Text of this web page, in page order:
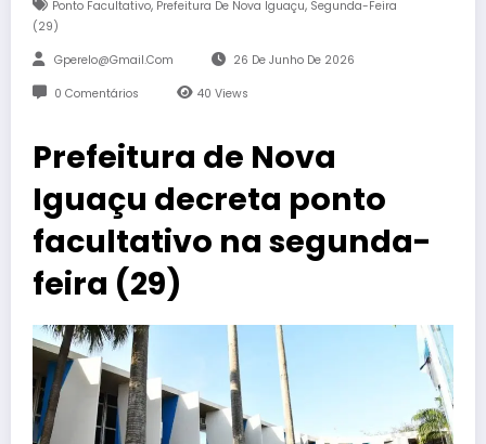
Ponto Facultativo, Prefeitura De Nova Iguaçu, Segunda-Feira
(29)
Gperelo@gmail.com 26 De Junho De 2026
0 Comentários 40 Views
Prefeitura de Nova
Iguaçu decreta ponto
facultativo na segunda-
feira (29)